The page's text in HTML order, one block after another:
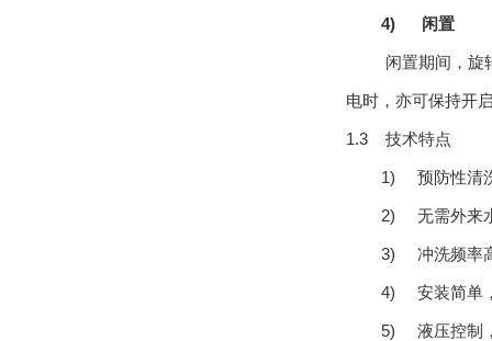
4) 闲置
闲置期间，旋
电时，亦可保持开
1.3 技术特点
1) 预防性清
2) 无需外来
3) 冲洗频率
4) 安装简单
5) 液压控制